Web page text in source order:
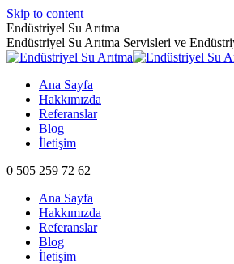
Skip to content
Endüstriyel Su Arıtma
Endüstriyel Su Arıtma Servisleri ve
Ana Sayfa
Hakkımızda
Referanslar
Blog
İletişim
0 505 259 72 62
Ana Sayfa
Hakkımızda
Referanslar
Blog
İletişim